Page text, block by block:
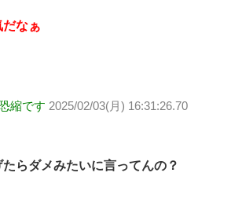
なぁ
縮です 2025/02/03(月) 16:31:26.70
らダメみたいに言ってんの？